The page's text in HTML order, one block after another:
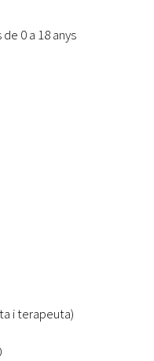
0 a 18 anys
i terapeuta)